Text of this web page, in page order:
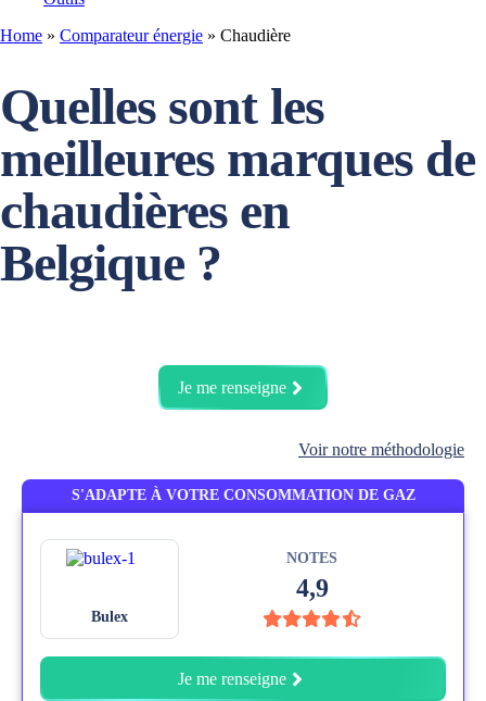
Home » Comparateur énergie » Chaudière
Quelles sont les
meilleures marques de
chaudières en
Belgique ?
Je me renseigne
Voir notre méthodologie
S'ADAPTE À VOTRE CONSOMMATION DE GAZ
Bulex
NOTES
4,9
Je me renseigne